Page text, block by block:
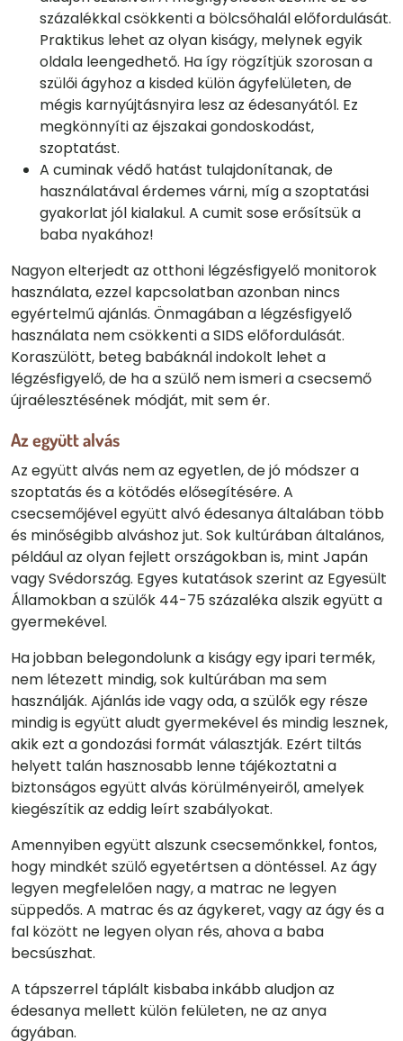
százalékkal csökkenti a bölcsőhalál előfordulását.
Praktikus lehet az olyan kiságy, melynek egyik
oldala leengedhető. Ha így rögzítjük szorosan a
szülői ágyhoz a kisded külön ágyfelületen, de
mégis karnyújtásnyira lesz az édesanyától. Ez
megkönnyíti az éjszakai gondoskodást,
szoptatást.
A cuminak védő hatást tulajdonítanak, de
használatával érdemes várni, míg a szoptatási
gyakorlat jól kialakul. A cumit sose erősítsük a
baba nyakához!
Nagyon elterjedt az otthoni légzésfigyelő monitorok
használata, ezzel kapcsolatban azonban nincs
egyértelmű ajánlás. Önmagában a légzésfigyelő
használata nem csökkenti a SIDS előfordulását.
Koraszülött, beteg babáknál indokolt lehet a
légzésfigyelő, de ha a szülő nem ismeri a csecsemő
újraélesztésének módját, mit sem ér.
Az együtt alvás
Az együtt alvás nem az egyetlen, de jó módszer a
szoptatás és a kötődés elősegítésére. A
csecsemőjével együtt alvó édesanya általában több
és minőségibb alváshoz jut. Sok kultúrában általános,
például az olyan fejlett országokban is, mint Japán
vagy Svédország. Egyes kutatások szerint az Egyesült
Államokban a szülők 44-75 százaléka alszik együtt a
gyermekével.
Ha jobban belegondolunk a kiságy egy ipari termék,
nem létezett mindig, sok kultúrában ma sem
használják. Ajánlás ide vagy oda, a szülők egy része
mindig is együtt aludt gyermekével és mindig lesznek,
akik ezt a gondozási formát választják. Ezért tiltás
helyett talán hasznosabb lenne tájékoztatni a
biztonságos együtt alvás körülményeiről, amelyek
kiegészítik az eddig leírt szabályokat.
Amennyiben együtt alszunk csecsemőnkkel, fontos,
hogy mindkét szülő egyetértsen a döntéssel. Az ágy
legyen megfelelően nagy, a matrac ne legyen
süppedős. A matrac és az ágykeret, vagy az ágy és a
fal között ne legyen olyan rés, ahova a baba
becsúszhat.
A tápszerrel táplált kisbaba inkább aludjon az
édesanya mellett külön felületen, ne az anya
ágyában.